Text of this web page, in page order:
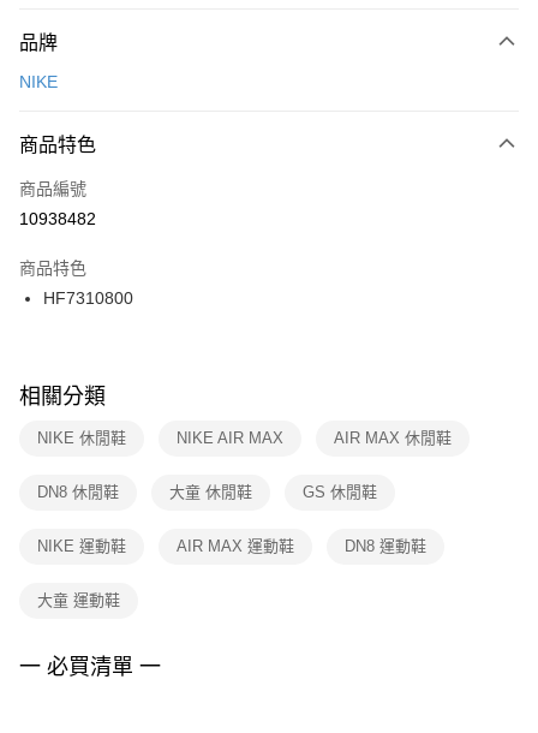
台灣樂天信用卡公司
【關於「AFTEE先享後付」】
便利好安心！
３．安心：先確認商品／服務後，再付款。
【「AFTEE先享後付」結帳流程】
１．於結帳方式選擇「AFTEE先享後付」後，將跳轉至「AFTEE先享後付」
２．訂單成立數日內，您將收到繳費通知簡訊。
３．收到繳費通知簡訊後14天內，點擊此簡訊中的連結，可透過四大超商／
ATM／網路銀行／等多元方式進行付款，方視為交易完成。
※ 交易是否成功請以「AFTEE先享後付 」之結帳頁面顯示為準，若有關於
是否繳費成功／繳費後需取消欲退款等相關疑問，請聯繫「AFTEE先享後付
客戶支援中心」
https://netprotections.freshdesk.com/support/home
１．透過由恩沛科技股份有限公司提供之「AFTEE先享後付」服務完成之交
權轉讓予恩沛科技股份有限公司。
３．未成年的使用者請事先徵得法定代理人或監護人之同意方可使用
４．使用「AFTEE先享後付」時，將依據個別帳號之用戶狀況，依本公司即
運送方式
每筆NT$100，滿NT$1,500(含以上)免運費
宅配
每筆NT$100，滿NT$1,500(含以上)免運費
品牌
NIKE
商品特色
商品編號
10938482
商品特色
HF7310800
相關分類
NIKE 休閒鞋 NIKE AIR MAX AIR MAX 休閒鞋
DN8 休閒鞋 大童 休閒鞋 GS 休閒鞋
NIKE 運動鞋 AIR MAX 運動鞋 DN8 運動鞋
大童 運動鞋
一 必買清單 一